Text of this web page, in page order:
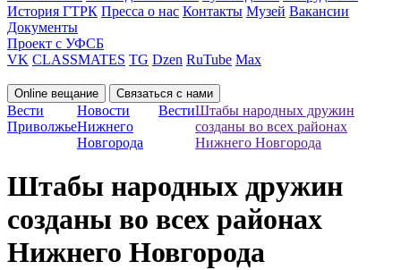
История ГТРК Пресса о нас Контакты Музей Вакансии
Документы
Проект с УФСБ
VK CLASSMATES TG Dzen RuTube Max
Online вещание Связаться с нами
Вести
Приволжье
Новости
Нижнего
Новгорода
ВестиШтабы народных дружин
созданы во всех районах
Нижнего Новгорода
Штабы народных дружин
созданы во всех районах
Нижнего Новгорода